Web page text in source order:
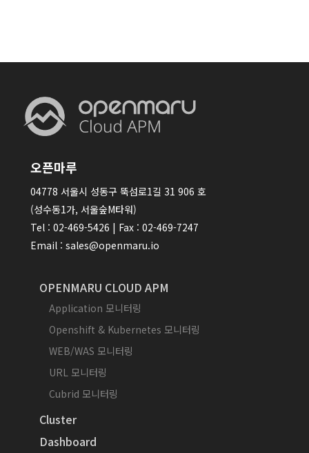
오픈마루
04778 서울시 성동구 뚝섬로1길 31 906 호
(성수동1가, 서울숲M타워)
Tel : 02-469-5426 | Fax : 02-469-7247
Email : sales@openmaru.io
OPENMARU CLOUD APM
Application 모니터링
Openshift & Kubernetes 모니터링
WEB/WAS 모니터링
URL 모니터링
Cubrid 모니터링
Cluster
Dashboard